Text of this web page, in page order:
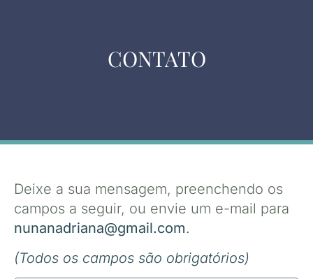
CONTATO
Deixe a sua mensagem, preenchendo os
campos a seguir, ou envie um e-mail para
nunanadriana@gmail.com.
(Todos os campos são obrigatórios)